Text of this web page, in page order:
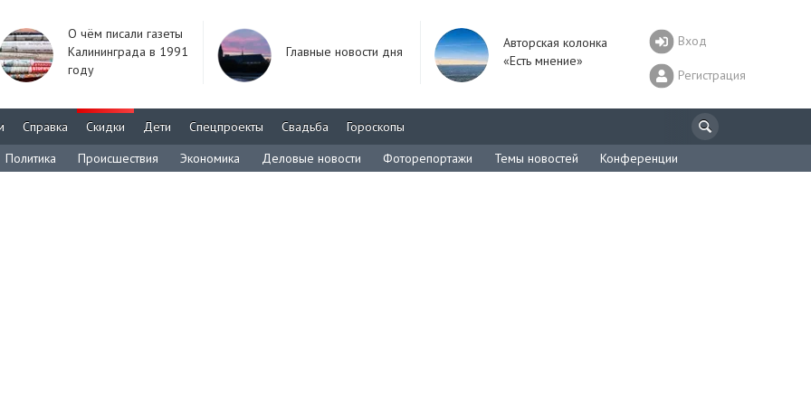
О чём писали газеты
Калининграда в 1991
году
Главные новости дня
Авторская колонка
«Есть мнение»
Вход
Регистрация
Справка Скидки Дети Спецпроекты Свадьба
Гороскопы
Политика
Происшествия Экономика Деловые новости Фоторепортажи Темы новостей Конференции